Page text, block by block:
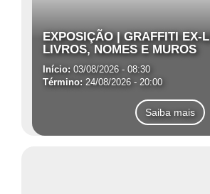
EXPOSIÇÃO | GRAFFITI EX-
LIVROS, NOMES E MUROS
Início: 03/08/2026 - 08:30
Término: 24/08/2026 - 20:00
Saiba mais